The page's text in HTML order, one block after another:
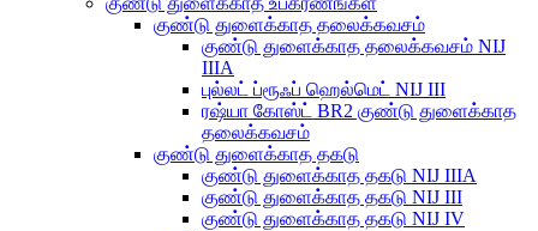
குண்டு துளைக்காத தலைக்கவசம்
குண்டு துளைக்காத தலைக்கவசம் NIJ
IIIA
புல்லட் ப்ரூஃப் ஹெல்மெட் NIJ III
ரஷ்யா கோஸ்ட் BR2 குண்டு துளைக்காத
தலைக்கவசம்
குண்டு துளைக்காத தகடு
குண்டு துளைக்காத தகடு NIJ IIIA
குண்டு துளைக்காத தகடு NIJ III
குண்டு துளைக்காத தகடு NIJ IV